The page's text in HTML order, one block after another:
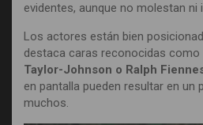
evidentes, aunque no molestan ni
Los actores están bien
destaca caras reconocidas como
Taylor-Johnson o Ralph
en pantalla pueden resultar en un
muchos.